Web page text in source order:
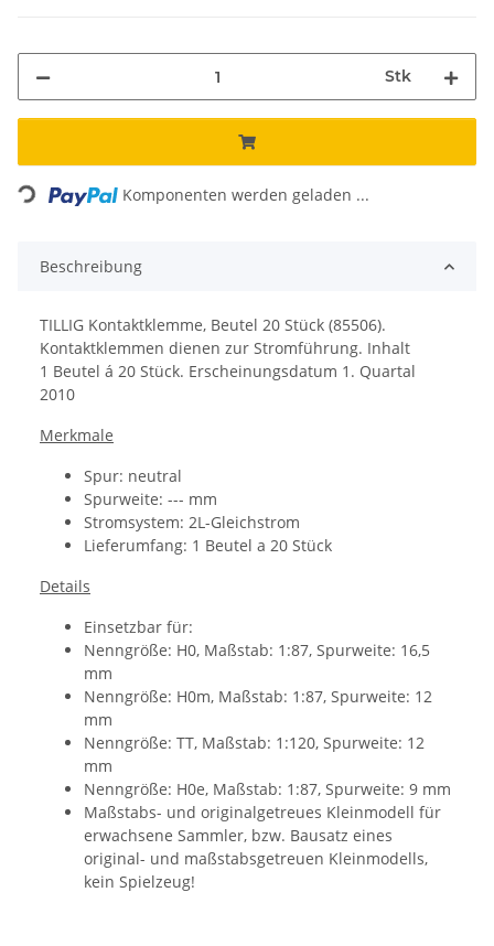
Stk
Loading... Komponenten werden geladen ...
Beschreibung
TILLIG Kontaktklemme, Beutel 20 Stück (85506).
Kontaktklemmen dienen zur Stromführung. Inhalt
1 Beutel á 20 Stück. Erscheinungsdatum 1. Quartal
2010
Merkmale
Spur: neutral
Spurweite: --- mm
Stromsystem: 2L-Gleichstrom
Lieferumfang: 1 Beutel a 20 Stück
Details
Einsetzbar für:
Nenngröße: H0, Maßstab: 1:87, Spurweite: 16,5
mm
Nenngröße: H0m, Maßstab: 1:87, Spurweite: 12
mm
Nenngröße: TT, Maßstab: 1:120, Spurweite: 12
mm
Nenngröße: H0e, Maßstab: 1:87, Spurweite: 9 mm
Maßstabs- und originalgetreues Kleinmodell für
erwachsene Sammler, bzw. Bausatz eines
original- und maßstabsgetreuen Kleinmodells,
kein Spielzeug!